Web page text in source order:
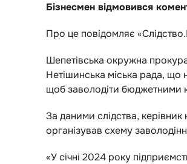
Бізнесмен відмовився
Про це повідомляє
Шепетівська окружна
Нетішинська міська рада, що
щоб заволодіти бюджетними
За даними слідства, керівник
організував схему
«У січні 2024 року